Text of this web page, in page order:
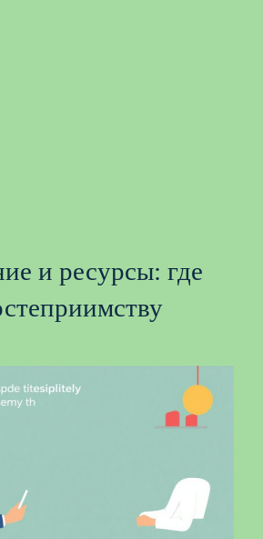
и ресурсы: где